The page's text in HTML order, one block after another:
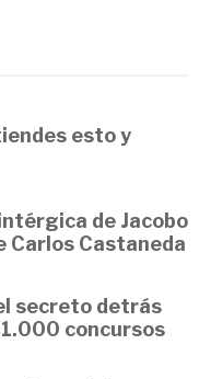
esto y
de Jacobo
Carlos Castaneda
secreto detrás
concursos